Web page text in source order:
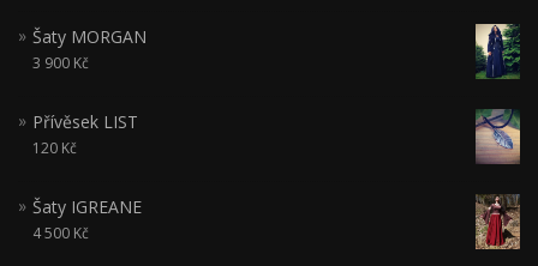
Šaty MORGAN
3 900 Kč
Přívěsek LIST
120 Kč
Šaty IGREANE
4 500 Kč